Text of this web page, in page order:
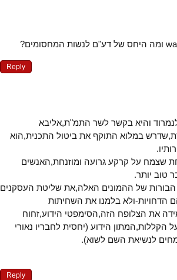
Reply
והיא בקשר לשר התמ"ת,אליבא
במלוא התוקף את ביטול התכנית,הוא
שצמח על קרקע גרועה ומוזנחת,האנשים
טוב יותר.
של ההמונים האלה,את שליטת העסקנים
הדחויות-ולא בלמנו את השחיתות
את הצלופח הזה,הסימפטי הידוע,זחוח
הקללות,המתון הידוע (יחסית לחבריו נאורי
לנשיאת השם לשוא).
Reply